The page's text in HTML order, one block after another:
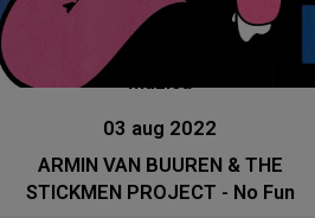
Muzica
03 aug 2022
ARMIN VAN BUUREN & THE
STICKMEN PROJECT - No Fun